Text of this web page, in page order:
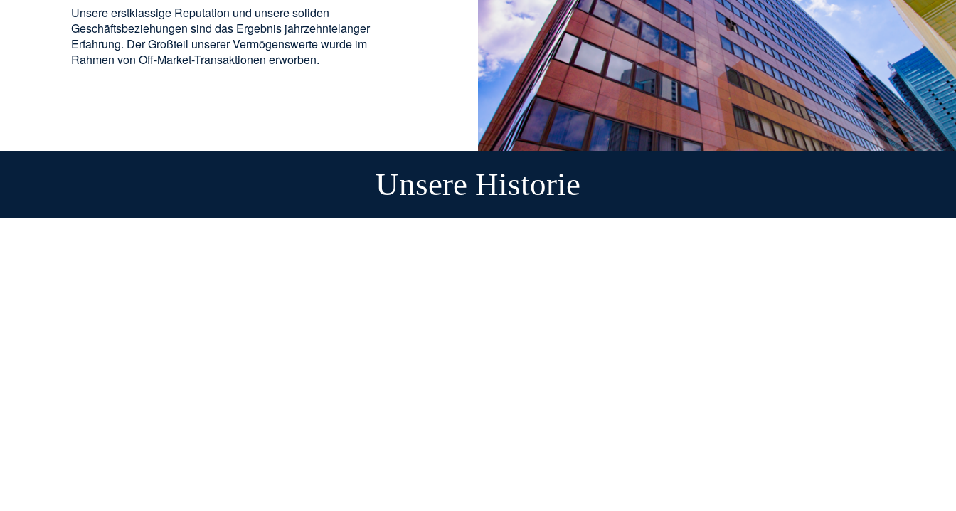
Unsere erstklassige Reputation und unsere soliden
Geschäftsbeziehungen sind das Ergebnis jahrzehntelanger
Erfahrung. Der Großteil unserer Vermögenswerte wurde im
Rahmen von Off-Market-Transaktionen erworben.
Unsere Historie